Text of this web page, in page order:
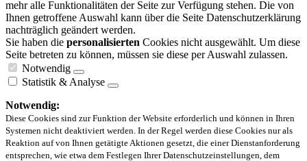
mehr alle Funktionalitäten der Seite zur Verfügung stehen. Die von
Ihnen getroffene Auswahl kann über die Seite Datenschutzerklärung
nachträglich geändert werden.
Sie haben die personalisierten Cookies nicht ausgewählt. Um diese
Seite betreten zu können, müssen sie diese per Auswahl zulassen.
Notwendig
Statistik & Analyse
Notwendig:
Diese Cookies sind zur Funktion der Website erforderlich und können in Ihren
Systemen nicht deaktiviert werden. In der Regel werden diese Cookies nur als
Reaktion auf von Ihnen getätigte Aktionen gesetzt, die einer Dienstanforderung
entsprechen, wie etwa dem Festlegen Ihrer Datenschutzeinstellungen, dem